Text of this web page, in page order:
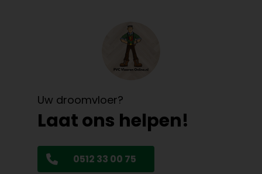
Uw droomvloer?
Laat ons helpen!
0512 33 00 75